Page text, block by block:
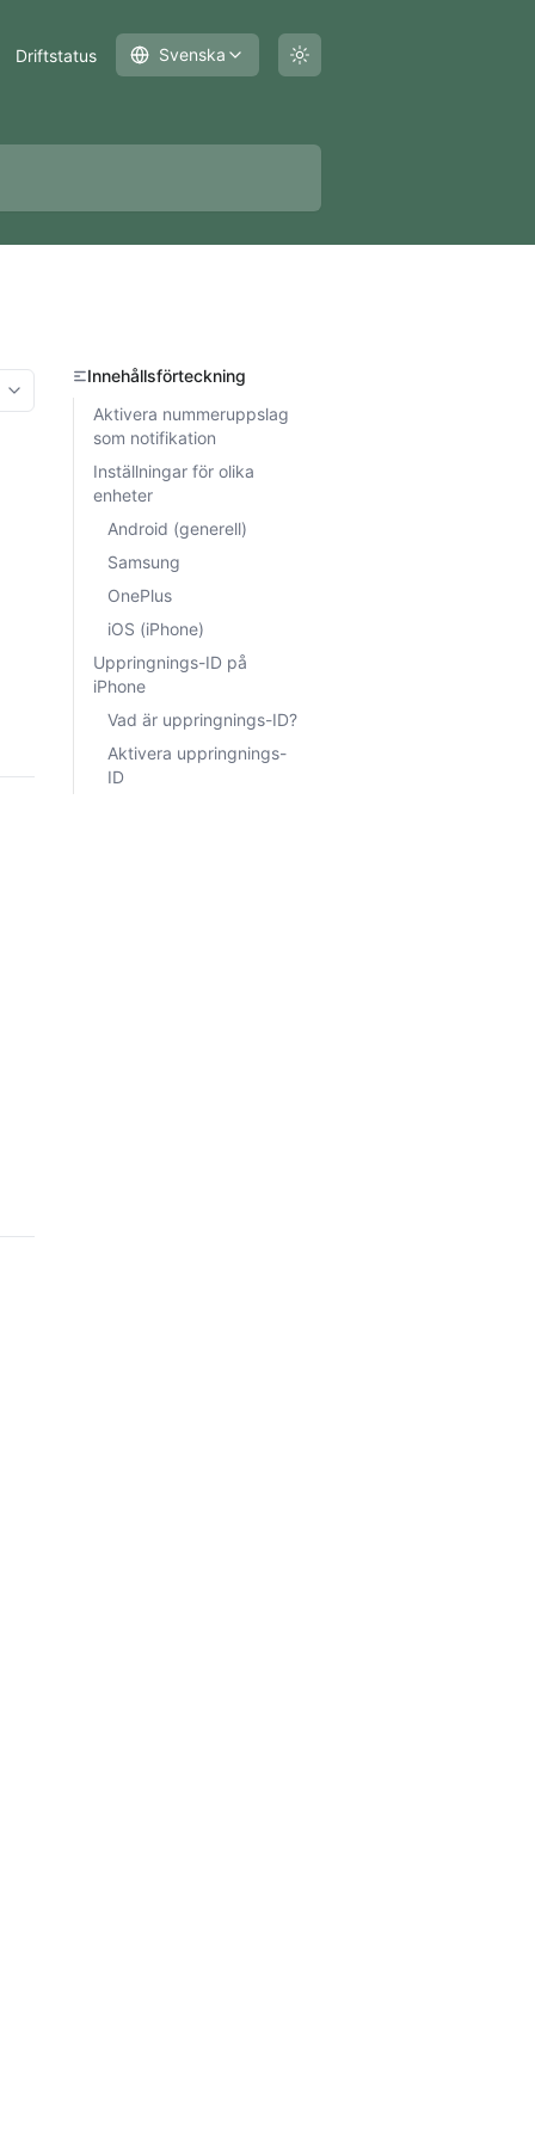
Driftstatus Svenska
More options
Innehållsförteckning
Aktivera nummeruppslag
som notifikation
Inställningar för olika
enheter
Android (generell)
Samsung
OnePlus
iOS (iPhone)
Uppringnings-ID på
iPhone
Vad är uppringnings-ID?
Aktivera uppringnings-
ID